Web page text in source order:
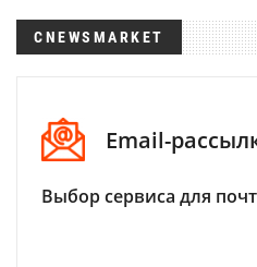
CNEWSMARKET
Email-
Выбор сервиса для